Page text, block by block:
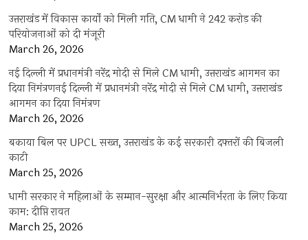
उत्तराखंड में विकास कार्यों को मिली गति, CM धामी ने 242 करोड़ की
परियोजनाओं को दी मंजूरी
March 26, 2026
नई दिल्ली में प्रधानमंत्री नरेंद्र मोदी से मिले CM धामी, उत्तराखंड आगमन का
दिया निमंत्रणनई दिल्ली में प्रधानमंत्री नरेंद्र मोदी से मिले CM धामी, उत्तराखंड
आगमन का दिया निमंत्रण
March 26, 2026
बकाया बिल पर UPCL सख्त, उत्तराखंड के कई सरकारी दफ्तरों की बिजली
काटी
March 25, 2026
धामी सरकार ने महिलाओं के सम्मान-सुरक्षा और आत्मनिर्भरता के लिए किया
काम: दीप्ति रावत
March 25, 2026